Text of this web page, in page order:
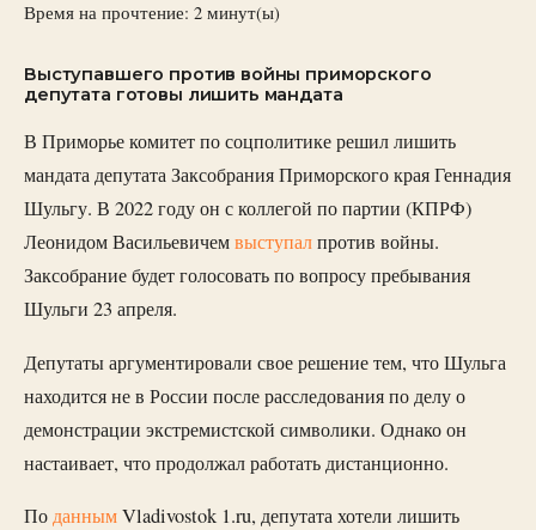
Время на прочтение: 2 минут(ы)
Выступавшего против войны приморского
депутата готовы лишить мандата
В Приморье комитет по соцполитике решил лишить
мандата депутата Заксобрания Приморского края Геннадия
Шульгу. В 2022 году он с коллегой по партии (КПРФ)
Леонидом Васильевичемвыступалпротив войны.
Заксобрание будет голосовать по вопросу пребывания
Шульги 23 апреля.
Депутаты аргументировали свое решение тем, что Шульга
находится не в России после расследования по делу о
демонстрации экстремистской символики. Однако он
настаивает, что продолжал работать дистанционно.
ПоданнымVladivostok 1.ru, депутата хотели лишить